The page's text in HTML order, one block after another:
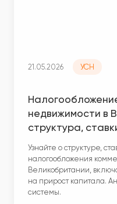
21.05.2026 УСН
недвижимости в
структура,
Узнайте о структуре,
налогообложения
Великобритании,
на прирост капитала.
системы.